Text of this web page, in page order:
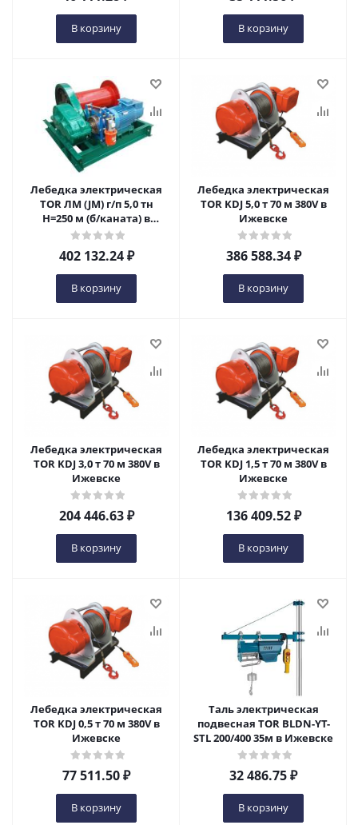
В корзину В корзину
Лебедка электрическая
TOR ЛМ (JM) г/п 5,0 тн
Н=250 м (б/каната) в
Ижевске
402 132.24₽
В корзину
Лебедка электрическая
TOR KDJ 5,0 т 70 м 380V в
Ижевске
386 588.34₽
В корзину
Лебедка электрическая
TOR KDJ 3,0 т 70 м 380V в
Ижевске
204 446.63₽
В корзину
Лебедка электрическая
TOR KDJ 1,5 т 70 м 380V в
Ижевске
136 409.52₽
В корзину
Лебедка электрическая
TOR KDJ 0,5 т 70 м 380V в
Ижевске
77 511.50₽
В корзину
Таль электрическая
подвесная TOR BLDN-YT-
STL 200/400 35м в Ижевске
32 486.75₽
В корзину